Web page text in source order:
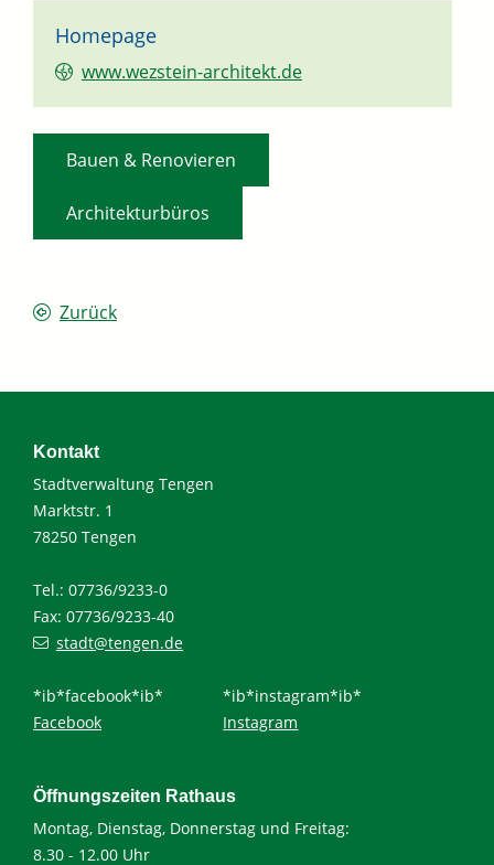
Homepage
www.wezstein-architekt.de
Bauen & Renovieren
Architekturbüros
Zurück
Kontakt
Stadtverwaltung Tengen
Marktstr. 1
78250 Tengen
Tel.: 07736/9233-0
Fax: 07736/9233-40
stadt@tengen.de
*ib*facebook*ib*
Facebook
*ib*instagram*ib*
Instagram
Öffnungszeiten Rathaus
Montag, Dienstag, Donnerstag und Freitag:
8.30 - 12.00 Uhr